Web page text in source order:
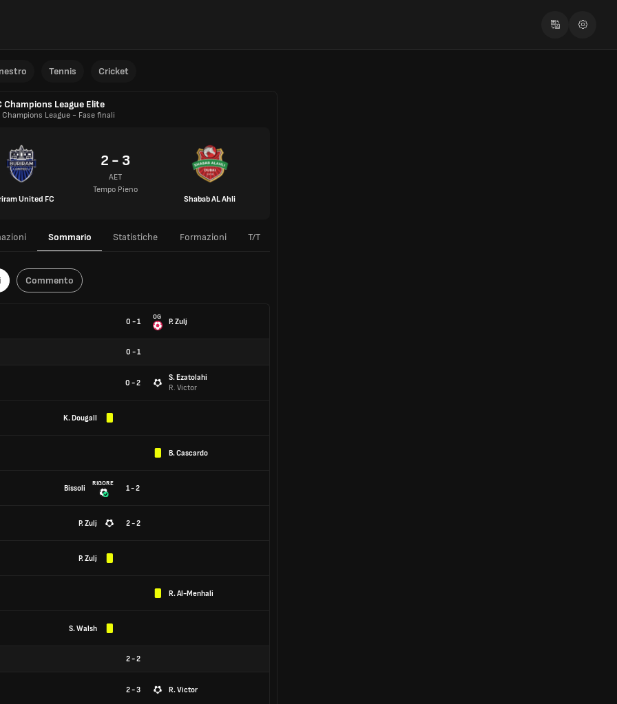
Tennis Cricket
Champions League Elite
Champions League - Fase finali
United FC
2 - 3
AET
Tempo Pieno
Shabab AL Ahli
Sommario Statistiche Formazioni T/T
Commento
0 - 1
OG
P. Zulj
0 -1
0 - 2
S. Ezatolahi
R. Victor
K. Dougall
B. Cascardo
Bissoli
RIGORE
1 - 2
P. Zulj 2 - 2
P. Zulj
R. Al-Menhali
S. Walsh
2-2
2 - 3 R. Victor